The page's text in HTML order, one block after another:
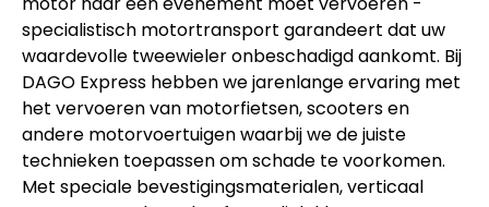
specialistisch motortransport garandeert dat uw
waardevolle tweewieler onbeschadigd aankomt. Bij
DAGO Express hebben we jarenlange ervaring met
het vervoeren van motorfietsen, scooters en
andere motorvoertuigen waarbij we de juiste
technieken toepassen om schade te voorkomen.
Met speciale bevestigingsmaterialen, verticaal